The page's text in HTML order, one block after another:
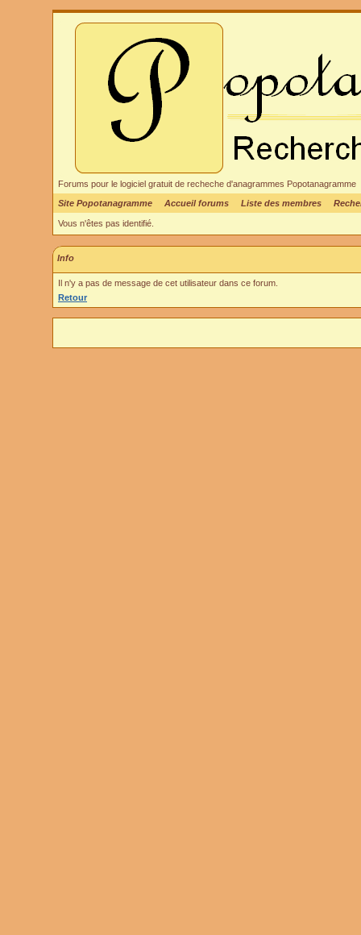
Forums pour le logiciel gratuit de recheche d'anagrammes Popotanagramme
Site Popotanagramme
Accueil forums Liste des membres
Vous n'êtes pas identifié.
Info
Il n'y a pas de message de cet utilisateur dans ce forum.
Retour